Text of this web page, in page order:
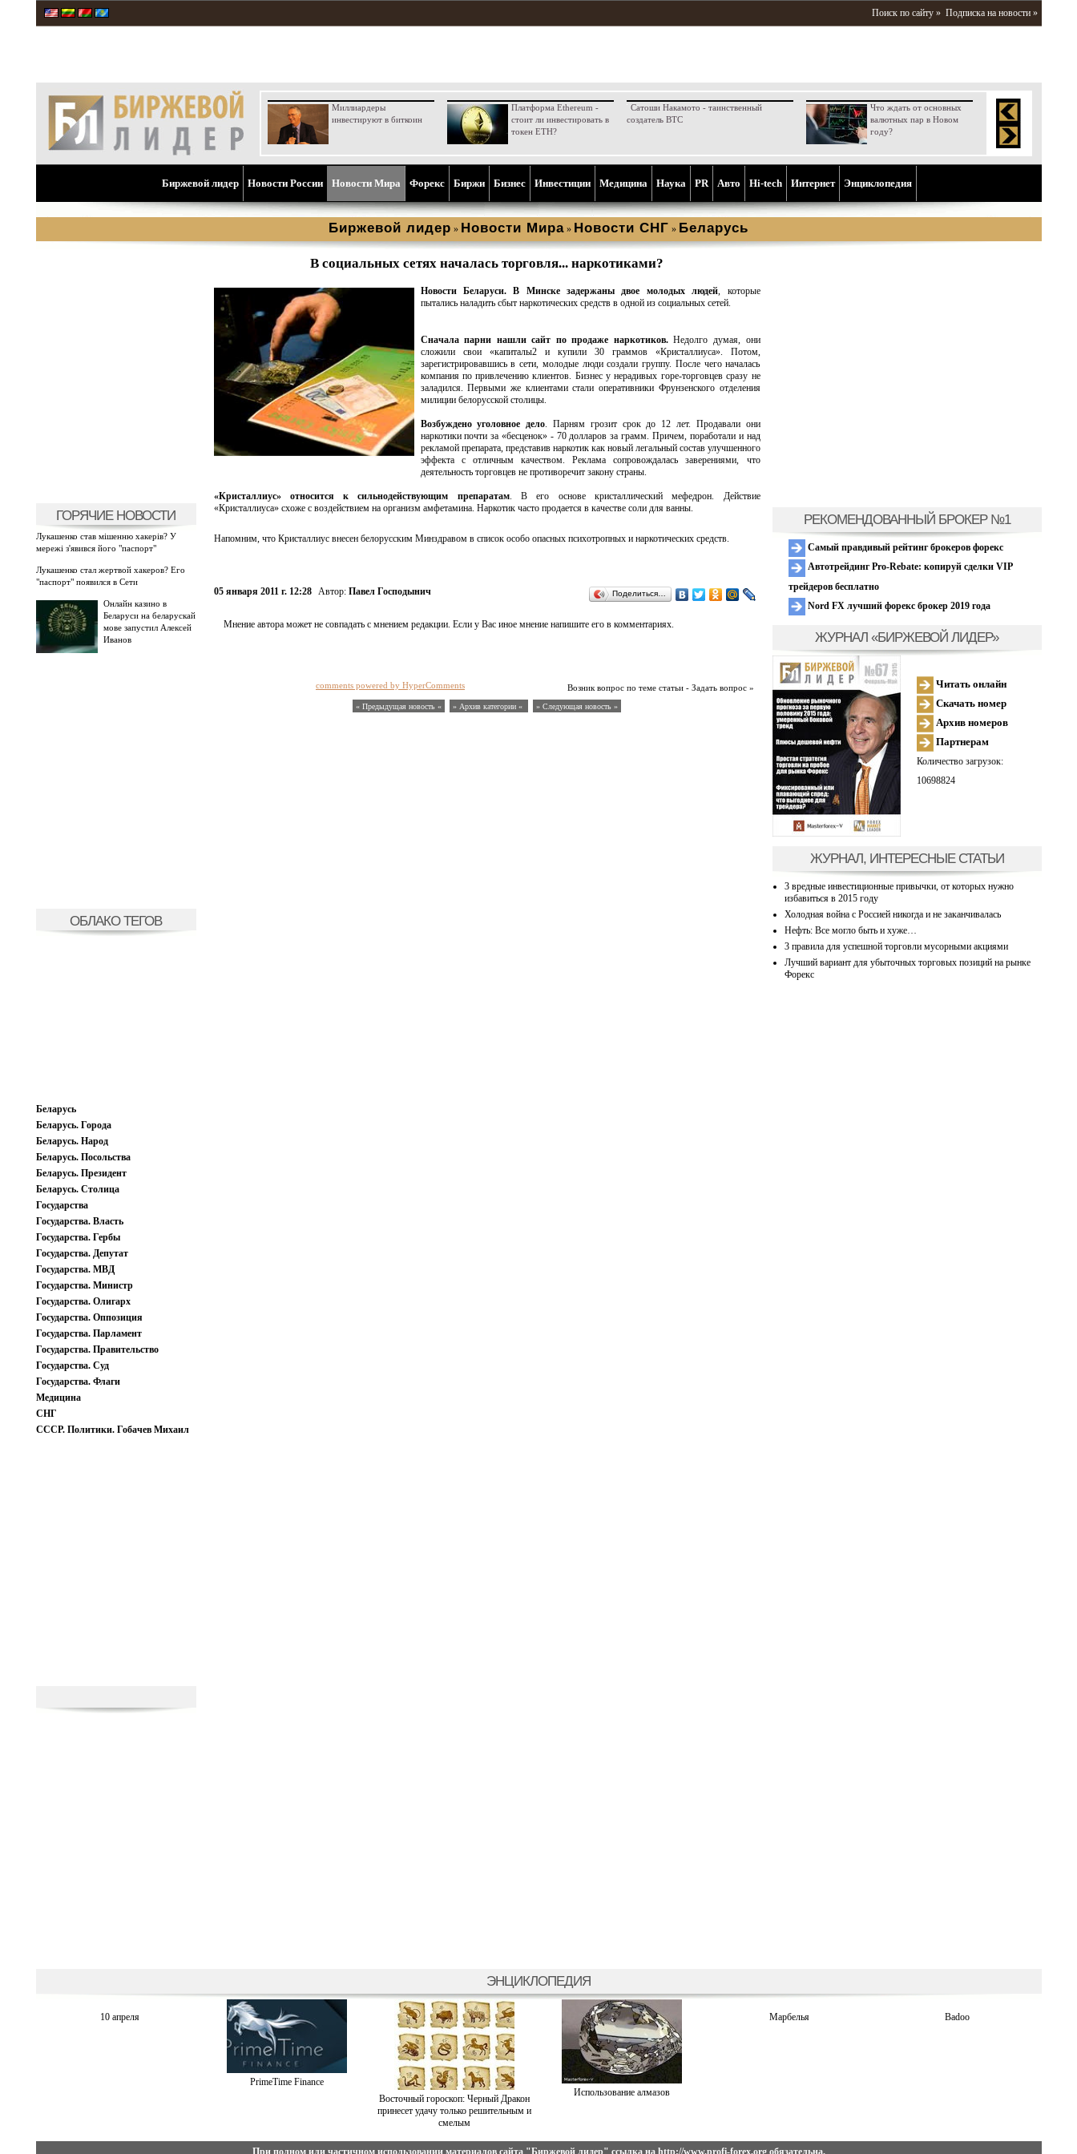
Поиск по сайту » Подписка на новости »
Миллиардеры
инвестируют в биткоин
Платформа Ethereum -
стоит ли инвестировать в
токен ETH?
Сатоши Накамото - таинственный
создатель BTC
Что ждать от основных
валютных пар в Новом
году?
Биржевой лидер Новости России Новости Мира Форекс Биржи Бизнес Инвестиции Медицина Наука PR Aвто Hi-tech Интернет Энциклопедия
Биржевой лидер » Новости Мира » Новости СНГ » Беларусь
ГОРЯЧИЕ НОВОСТИ
Лукашенко став мішенню хакерів? У
мережі з'явився його "паспорт"
Лукашенко стал жертвой хакеров? Его
"паспорт" появился в Сети
Онлайн казино в
Беларуси на беларускай
мове запустил Алексей
Иванов
ОБЛАКО ТЕГОВ
Беларусь
Беларусь. Города
Беларусь. Народ
Беларусь. Посольства
Беларусь. Президент
Беларусь. Столица
Государства
Государства. Власть
Государства. Гербы
Государства. Депутат
Государства. МВД
Государства. Министр
Государства. Олигарх
Государства. Оппозиция
Государства. Парламент
Государства. Правительство
Государства. Суд
Государства. Флаги
Медицина
СНГ
СССР. Политики. Гобачев Михаил
В социальных сетях началась торговля... наркотиками?
Новости Беларуси. В Минске задержаны двое молодых людей, которые
пытались наладить сбыт наркотических средств в одной из социальных сетей.
Сначала парни нашли сайт по продаже наркотиков.Недолго думая, они
сложили свои «капиталы2 и купили 30 граммов «Кристаллиуса». Потом,
зарегистрировавшись в сети, молодые люди создали группу. После чего началась
компания по привлечению клиентов. Бизнес у нерадивых горе-торговцев сразу не
заладился. Первыми же клиентами стали оперативники Фрунзенского отделения
милиции белорусской столицы.
Возбуждено уголовное дело. Парням грозит срок до 12 лет. Продавали они
наркотики почти за «бесценок» - 70 долларов за грамм. Причем, поработали и над
рекламой препарата, представив наркотик как новый легальный состав улучшенного
эффекта с отличным качеством. Реклама сопровождалась заверениями, что
деятельность торговцев не противоречит закону страны.
«Кристаллиус» относится к сильнодействующим препаратам. В его основе кристаллический мефедрон. Действие
«Кристаллиуса» схоже с воздействием на организм амфетамина. Наркотик часто продается в качестве соли для ванны.
Напомним, что Кристаллиус внесен белорусским Минздравом в список особо опасных психотропных и наркотических средств.
05 января 2011 г. 12:28 Автор: Павел Господынич Поделиться…
Мнение автора может не совпадать с мнением редакции. Если у Вас иное мнение напишите его в комментариях.
Возник вопрос по теме статьи - Задать вопрос »
comments powered by HyperComments
« Предыдущая новость « » Архив категории « » Следующая новость »
РЕКОМЕНДОВАННЫЙ БРОКЕР №1
Самый правдивый рейтинг брокеров форекс
Автотрейдинг Pro-Rebate: копируй сделки VIP
трейдеров бесплатно
Nord FX лучший форекс брокер 2019 года
ЖУРНАЛ «БИРЖЕВОЙ ЛИДЕР»
Читать онлайн
Скачать номер
Архив номеров
Партнерам
Количество загрузок:
10698824
ЖУРНАЛ, ИНТЕРЕСНЫЕ СТАТЬИ
3 вредные инвестиционные привычки, от которых нужно
избавиться в 2015 году
Холодная война с Россией никогда и не заканчивалась
Нефть: Все могло быть и хуже…
3 правила для успешной торговли мусорными акциями
Лучший вариант для убыточных торговых позиций на рынке
Форекс
ЭНЦИКЛОПЕДИЯ
10 апреля
PrimeTime Finance
Восточный гороскоп: Черный Дракон
принесет удачу только решительным и
смелым
Использование алмазов
Марбелья Badoo
При полном или частичном использовании материалов сайта "Биржевой лидер" ссылка на http://www.profi-forex.orgобязательна.